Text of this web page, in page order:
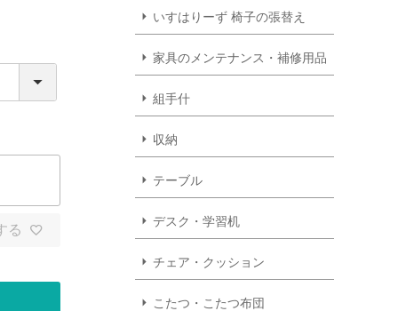
る
いすはりーず 椅子の張替え
家具のメンテナンス・補修用品
組手什
収納
テーブル
デスク・学習机
チェア・クッション
こたつ・こたつ布団